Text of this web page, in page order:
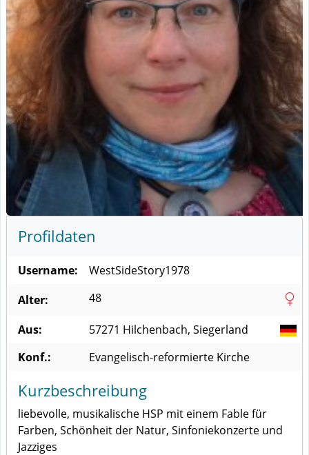
Profildaten
Username:
WestSideStory1978
Alter:
48
Aus: 57271 Hilchenbach, Siegerland
Konf.:
Evangelisch-reformierte Kirche
Kurzbeschreibung
liebevolle, musikalische HSP mit einem Fable für
Farben, Schönheit der Natur, Sinfoniekonzerte und
Jazziges